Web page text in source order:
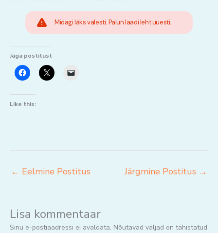
Midagi läks valesti. Palun laadi leht uuesti.
Jaga postitust
Like this:
← Eelmine Postitus Järgmine Postitus →
Lisa kommentaar
Sinu e-postiaadressi ei avaldata. Nõutavad väljad on tähistatud